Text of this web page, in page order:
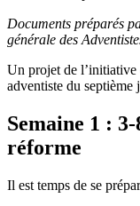
Documents préparés
générale des
Un projet de l’initiative
adventiste du septième
Semaine 1 :
réforme
Il est temps de se